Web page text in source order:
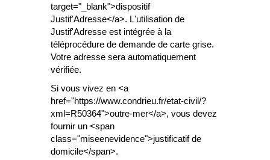
target="_blank">dispositif
Justif'Adresse</a>. L'utilisation de
Justif'Adresse est intégrée à la
téléprocédure de demande de carte grise.
Votre adresse sera automatiquement
vérifiée.
Si vous vivez en <a
href="https://www.condrieu.fr/etat-civil/?
xml=R50364">outre-mer</a>, vous devez
fournir un <span
class="miseenevidence">justificatif de
domicile</span>.